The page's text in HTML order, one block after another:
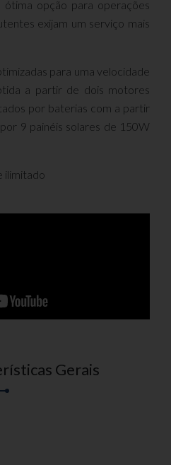
opção para operações
exijam um serviço mais
para uma velocidade
a partir de dois motores
por baterias com a partir
9 painéis solares de 150W
ilimitado
Gerais